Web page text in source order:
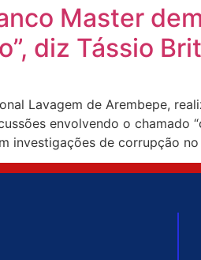
Master
diz Tássio
Lavagem de Arembepe,
envolvendo o
investigações de corrupção